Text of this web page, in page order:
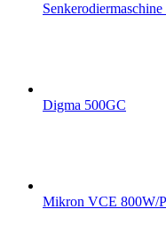
Digma 500GC
Mikron VCE 800W/